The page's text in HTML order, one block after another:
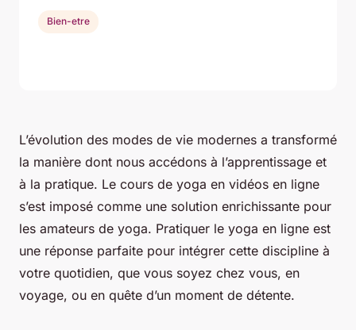
L’évolution des modes de vie modernes a transformé
la manière dont nous accédons à l’apprentissage et
à la pratique. Le cours de yoga en vidéos en ligne
s’est imposé comme une solution enrichissante pour
les amateurs de yoga. Pratiquer le yoga en ligne est
une réponse parfaite pour intégrer cette discipline à
votre quotidien, que vous soyez chez vous, en
voyage, ou en quête d’un moment de détente.
Bien-etre